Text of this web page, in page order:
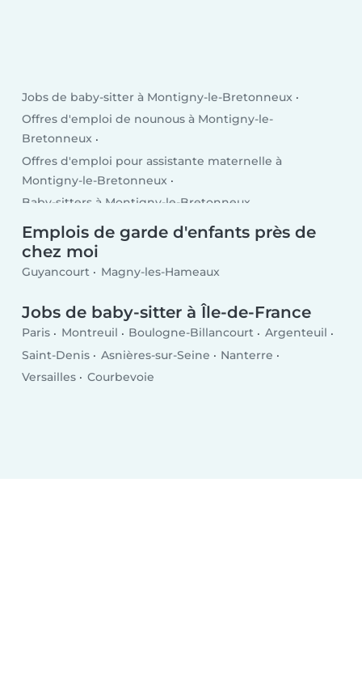
Jobs de baby-sitter à Montigny-le-Bretonneux
Offres d'emploi de nounous à Montigny-le-
Bretonneux
Offres d'emploi pour assistante maternelle à
Montigny-le-Bretonneux
Baby-sitters à Montigny-le-Bretonneux
Emplois de garde d'enfants près de
chez moi
Guyancourt Magny-les-Hameaux
Jobs de baby-sitter à Île-de-France
Paris Montreuil Boulogne-Billancourt
Argenteuil
Saint-Denis
Asnières-sur-Seine
Nanterre
Versailles
Courbevoie